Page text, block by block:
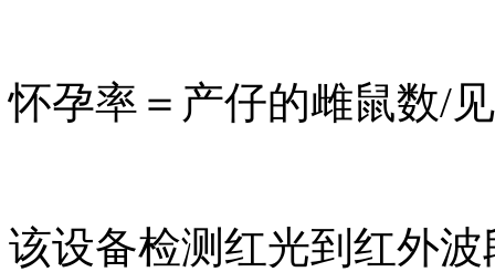
怀孕率＝产仔的雌鼠数/
该设备检测红光到红外